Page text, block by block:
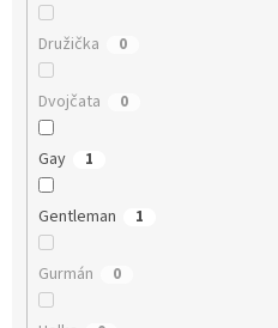
Družička 0
Dvojčata 0
Gay 1
Gentleman 1
Gurmán 0